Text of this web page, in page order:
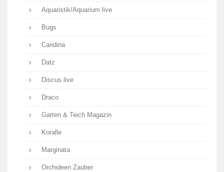
Aquaristik/Aquarium live
Bugs
Caridina
Datz
Discus live
Draco
Garten & Teich Magazin
Koralle
Marginata
Orchideen Zauber